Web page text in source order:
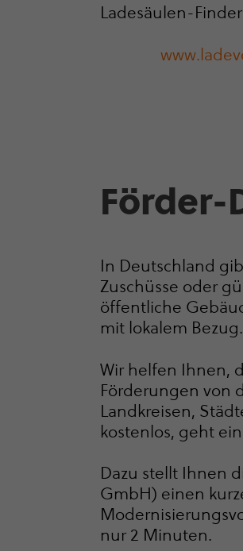
Ladesäulen-
Förder-
In Deutschland
Zuschüsse oder
öffentliche
mit lokalem
Wir helfen Ihnen,
Förderungen von
Landkreisen,
kostenlos, geht
Dazu stellt Ihnen
GmbH) einen
nur 2 Minuten.